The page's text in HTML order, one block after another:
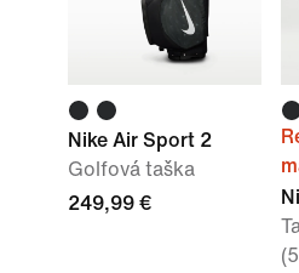
Nike Air Sport 2
Golfová taška
249,99 €